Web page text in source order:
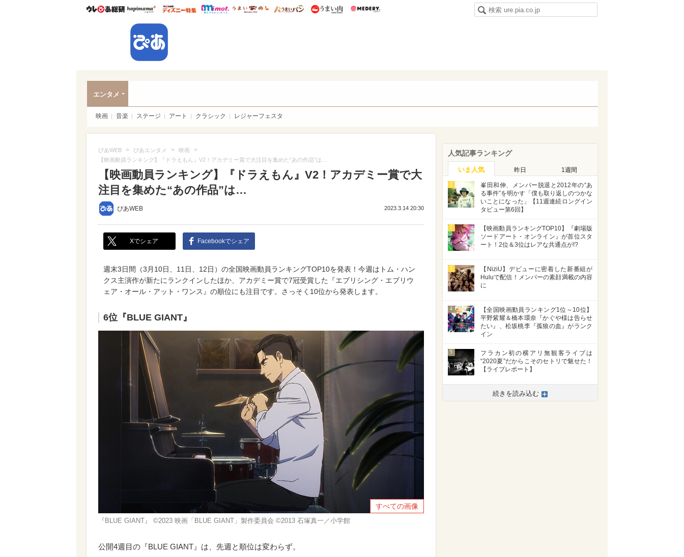
ウレぴあ総研ハピママ* ウレぴあ総研 ディズニー特集
mimot. うまいめし うまいパン うまい肉
エンタメ
映画 音楽 ステージ アート クラシック レジャーフェスタ
ぴあWEB > ぴあエンタメ > 映画 >
【映画動員ランキング】『ドラえもん』V2！アカデミー賞で大注目を集めた“あの作品”は…
【映画動員ランキング】『ドラえもん』V2！アカデミー賞で大
注目を集めた“あの作品”は…
ぴあWEB 2023.3.14 20:30
Xでシェア Facebookでシェア
週末3日間（3月10日、11日、12日）の全国映画動員ランキングTOP10を発表！今週はトム・ハン
クス主演作が新たにランクインしたほか、アカデミー賞で7冠受賞した『エブリシング・エブリウ
ェア・オール・アット・ワンス』の順位にも注目です。さっそく10位から発表します。
6位『BLUE GIANT』
すべての画像
『BLUE GIANT』 ©2023 映画「BLUE GIANT」製作委員会 ©2013 石塚真一／小学館
公開4週目の『BLUE GIANT』は、先週と順位は変わらず。
人気記事ランキング
いま人気 昨日 1週間
1
峯田和伸、メンバー脱退と2012年の“あ
る事件”を明かす「僕も取り返しのつかな
いことになった」【11週連続ロングイン
タビュー第6回】
2
【映画動員ランキングTOP10】『劇場版
ソードアート・オンライン』が首位スタ
ート！2位＆3位はレアな共通点が!?
3
【NiziU】デビューに密着した新番組が
Huluで配信！メンバーの素顔満載の内容
に
4
【全国映画動員ランキング1位～10位】
平野紫耀＆橋本環奈『かぐや様は告らせ
たい』、松坂桃李『孤狼の血』がランク
イン
5
フラカン初の横アリ無観客ライブは
“2020夏”だからこそのセトリで魅せた！
【ライブレポート】
続きを読み込む